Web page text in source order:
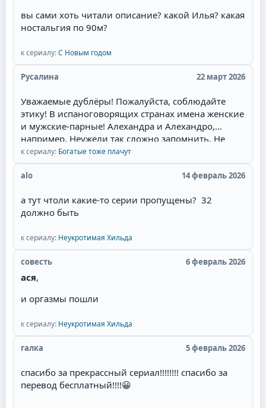
сюжета. у меня даже сложилась мысль, что это
экранизация одного из дамских любовных
которые мечтала увидеть на экране. Привлек сам
образ главного героя - пират.Отдельный респект
за отсутствие моего "любимейшего" сюжетного
ложится с ним, и героиня это видит. Потом
злодейка объявляет о беременности, и герой, как
честный человек, женится. Причём он может
противиться, но героиня сама его отпускает к
другой, мол, ты должен, там ребёнок. При этом
она часто сама беременна. И она выходит замуж
за давно влюблённого в неё парня, но в постель
героя. Советую всем посмотреть необычную
историю любви пирата!
вы сами хоть читали описание? какой Илья? какая
ностальгия по 90м?
к сериалу:С Новым годом
Русалина 22 март 2026
Уважаемые дублёры! Пожалуйста, соблюдайте
этику! В испаноговорящих странах имена женские
и мужские-парные! Алехандра и Алехандро,
например. Неужели так сложно запомнить. Не
валите всё в одну кучу! Сантьяга - режет ухо!
Мужские имена имеют окончание -о, а женские,
соответственно -а.
к сериалу: Богатые тоже плачут
alo 14 февраль 2026
а тут чтоли какие-то серии пропущены? 32
должно быть
к сериалу: Неукротимая Хильда
совесть 6 февраль 2026
ася,
и оргазмы пошли
к сериалу: Неукротимая Хильда
галка 5 февраль 2026
спасибо за прекрассный сериал!!!!!!!! спасибо за
перевод бесплатный!!!!😀